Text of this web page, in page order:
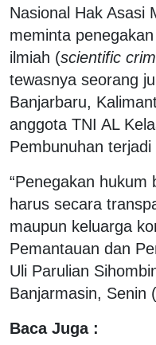
Nasional Hak Asasi
meminta
ilmiah (scientific
tewasnya seorang
Banjarbaru,
anggota TNI AL
Pembunuhan
“Penegakan hukum
harus secara
maupun keluarga
Pemantauan dan
Uli Parulian
Banjarmasin, Senin
Baca Juga :